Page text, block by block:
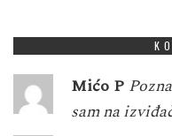
Mićo P
sam na